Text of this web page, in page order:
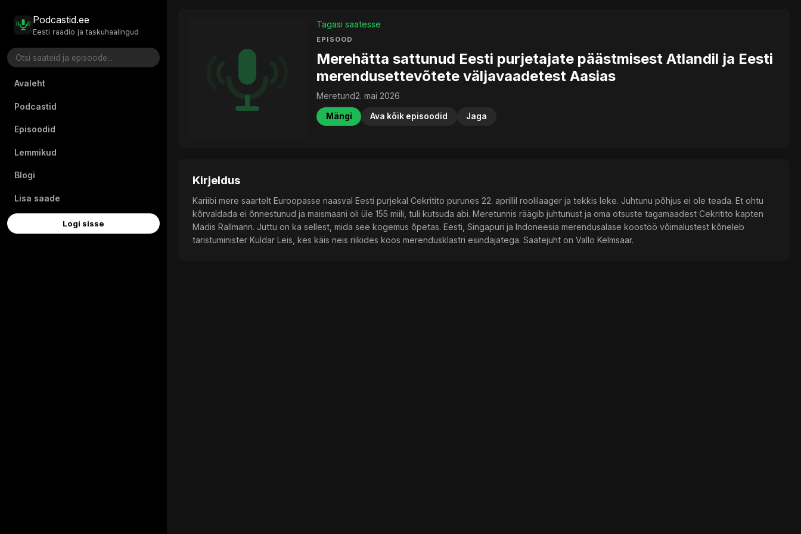
Podcastid.ee
Eesti raadio ja taskuhaalingud
Avaleht
Podcastid
Episoodid
Lemmikud
Blogi
Lisa saade
Logi sisse
Tagasi saatesse
EPISOOD
Merehätta sattunud Eesti purjetajate päästmisest Atlandil ja Eesti
merendusettevõtete väljavaadetest Aasias
Meretund2. mai 2026
Mängi Ava kõik episoodid Jaga
Kirjeldus
Kariibi mere saartelt Euroopasse naasval Eesti purjekal Cekritito purunes 22. aprillil roolilaager ja tekkis leke. Juhtunu põhjus ei ole teada. Et ohtu
kõrvaldada ei õnnestunud ja maismaani oli üle 155 miili, tuli kutsuda abi. Meretunnis räägib juhtunust ja oma otsuste tagamaadest Cekritito kapten
Madis Rallmann. Juttu on ka sellest, mida see kogemus õpetas. Eesti, Singapuri ja Indoneesia merendusalase koostöö võimalustest kõneleb
taristuminister Kuldar Leis, kes käis neis riikides koos merendusklastri esindajatega. Saatejuht on Vallo Kelmsaar.